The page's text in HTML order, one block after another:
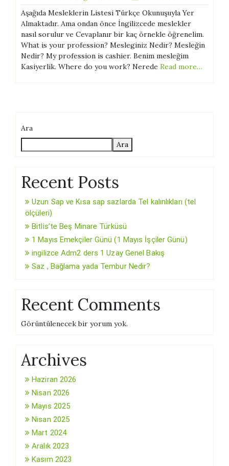
Aşağıda Mesleklerin Listesi Türkçe Okunuşuyla Yer
Almaktadır. Ama ondan önce İngilizcede meslekler
nasıl sorulur ve Cevaplanır bir kaç örnekle öğrenelim.
What is your profession? Mesleginiz Nedir? Mesleğin
Nedir? My profession is cashier. Benim mesleğim
Kasiyerlik. Where do you work? Nerede Read more…
Ara
Ara
Recent Posts
Uzun Sap ve Kısa sap sazlarda Tel kalınlıkları (tel
ölçüleri)
Bitlis’te Beş Minare Türküsü
1 Mayıs Emekçiler Günü (1 Mayıs İşçiler Günü)
ingilizce Adm2 ders 1 Uzay Genel Bakış
Saz , Bağlama yada Tembur Nedir?
Recent Comments
Görüntülenecek bir yorum yok.
Archives
Haziran 2026
Nisan 2026
Mayıs 2025
Nisan 2025
Mart 2024
Aralık 2023
Kasım 2023